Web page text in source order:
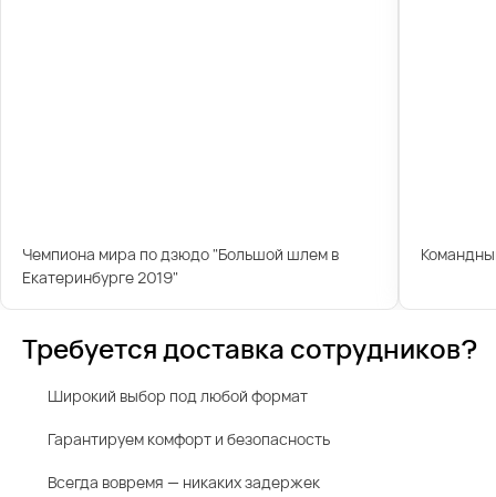
Чемпиона мира по дзюдо "Большой шлем в
Екатеринбурге 2019"
Требуется доставка сотрудников?
Широкий выбор под любой формат
Гарантируем комфорт и безопасность
Всегда вовремя — никаких задержек